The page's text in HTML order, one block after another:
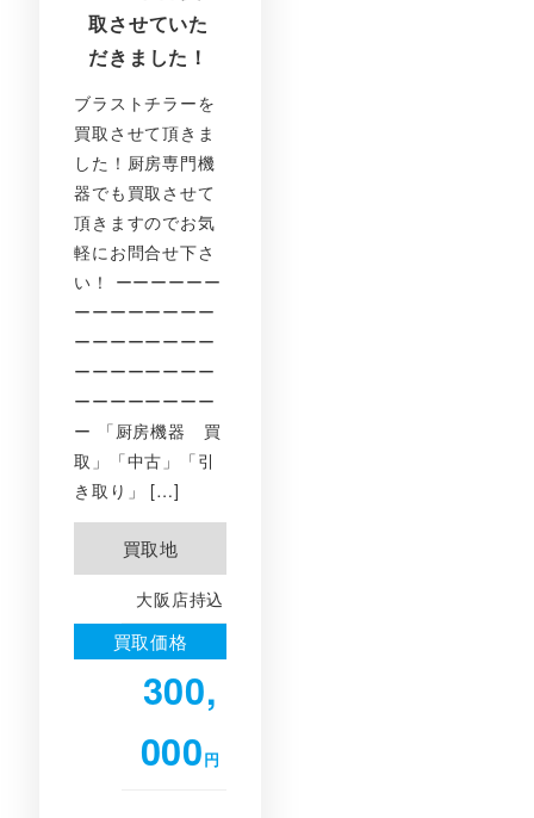
取させていた
だきました！
ブラストチラーを
買取させて頂きま
した！厨房専門機
器でも買取させて
頂きますのでお気
軽にお問合せ下さ
い！ ーーーーーー
ーーーーーーーー
ーーーーーーーー
ーーーーーーーー
ーーーーーーーー
ー 「厨房機器 買
取」「中古」「引
き取り」 […]
買取地
大阪店持込
買取価格
300,
000円